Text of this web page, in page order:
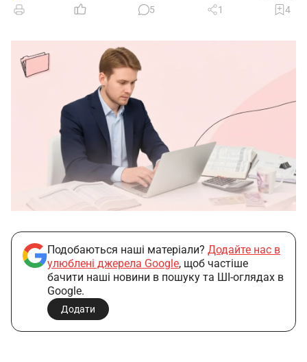
5
1 4
Подобаються наші матеріали? Додайте нас в
улюблені джерела Google, щоб частіше
бачити наші новини в пошуку та ШІ-оглядах в
Google.
Додати